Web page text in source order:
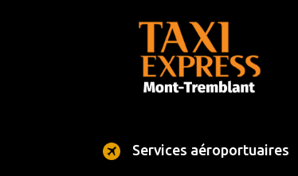
Services aéroportuaires